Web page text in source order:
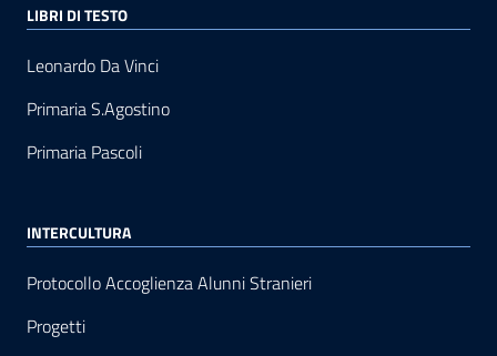
LIBRI DI TESTO
Leonardo Da Vinci
Primaria S.Agostino
Primaria Pascoli
INTERCULTURA
Protocollo Accoglienza Alunni Stranieri
Progetti